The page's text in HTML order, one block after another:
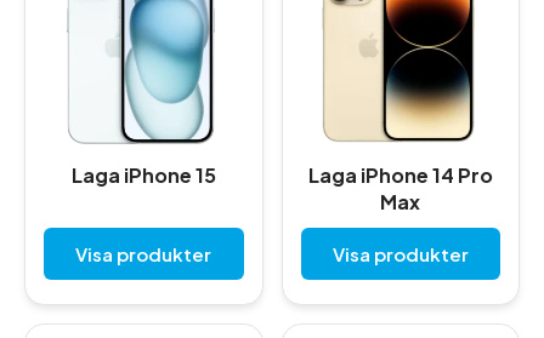
Laga iPhone 15
Visa produkter
Laga iPhone 14 Pro
Max
Visa produkter